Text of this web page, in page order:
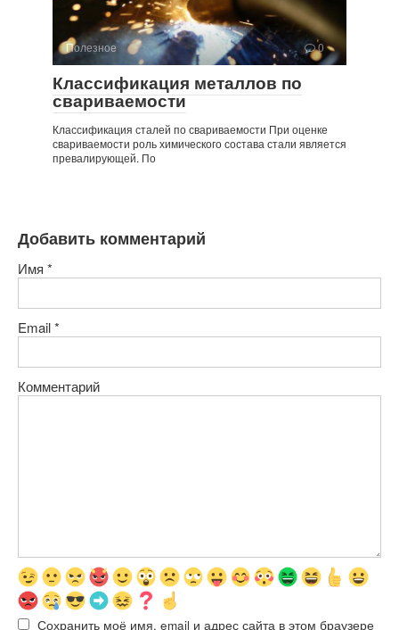
Полезное 0
Классификация металлов по
свариваемости
Классификация сталей по свариваемости При оценке
свариваемости роль химического состава стали является
превалирующей. По
Добавить комментарий
Имя *
Email*
Комментарий
Сохранить моё имя, email и адрес сайта в этом браузере